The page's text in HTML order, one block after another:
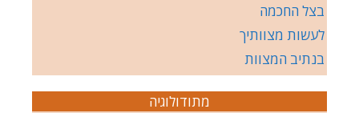
בצל החכמה
לעשות מצוותיך
בנתיב המצוות
מתודולוגיה